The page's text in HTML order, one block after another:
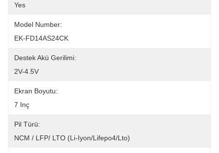
Yes
Model Number:
EK-FD14AS24CK
Destek Akü Gerilimi:
2V-4.5V
Ekran Boyutu:
7 Inç
Pil Türü:
NCM / LFP/ LTO (Li-Iyon/Lifepo4/Lto)